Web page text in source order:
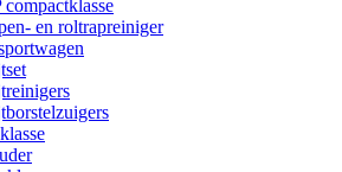
en roltrapreiniger